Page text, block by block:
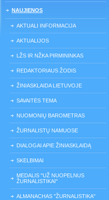
NAUJIENOS
AKTUALI INFORMACIJA
AKTUALIJOS
LŽS IR NŽKA PIRMININKAS
REDAKTORIAUS ŽODIS
ŽINIASKLAIDA LIETUVOJE
SAVAITĖS TEMA
NUOMONIŲ BAROMETRAS
ŽURNALISTŲ NAMUOSE
DIALOGAI APIE ŽINIASKLAIDĄ
SKELBIMAI
MEDALIS "UŽ NUOPELNUS
ŽURNALISTIKAI"
ALMANACHAS "ŽURNALISTIKA"